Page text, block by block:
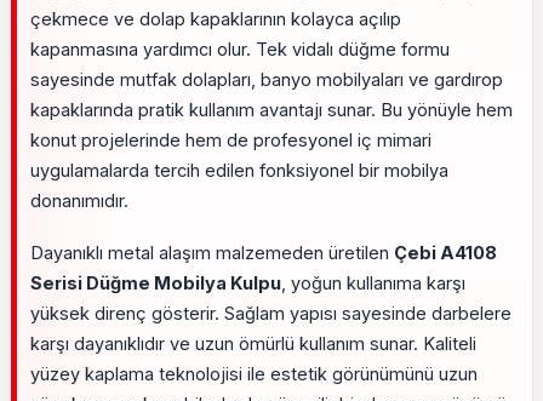
çekmece ve dolap kapaklarının kolayca açılıp
kapanmasına yardımcı olur. Tek vidalı düğme formu
sayesinde mutfak dolapları, banyo mobilyaları ve gardırop
kapaklarında pratik kullanım avantajı sunar. Bu yönüyle hem
konut projelerinde hem de profesyonel iç mimari
uygulamalarda tercih edilen fonksiyonel bir mobilya
donanımıdır.
Dayanıklı metal alaşım malzemeden üretilen Çebi A4108
Serisi Düğme Mobilya Kulpu , yoğun kullanıma karşı
yüksek direnç gösterir. Sağlam yapısı sayesinde darbelere
karşı dayanıklıdır ve uzun ömürlü kullanım sunar. Kaliteli
yüzey kaplama teknolojisi ile estetik görünümünü uzun